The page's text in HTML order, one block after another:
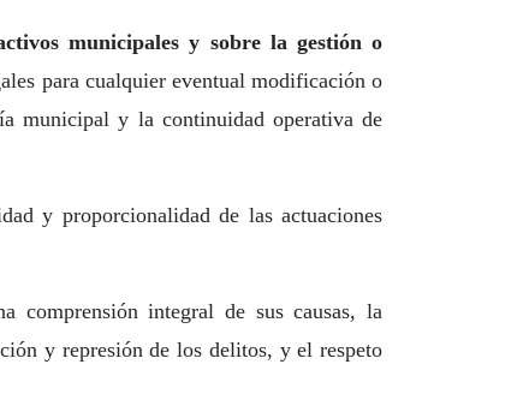
municipales y sobre la gestión o
para cualquier eventual modificación o
municipal y la continuidad operativa de
y proporcionalidad de las actuaciones
comprensión integral de sus causas, la
y represión de los delitos, y el respeto